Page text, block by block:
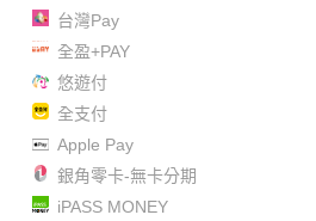
台灣Pay
全盈+PAY
悠遊付
全支付
Apple Pay
銀角零卡-無卡分期
iPASS MONEY